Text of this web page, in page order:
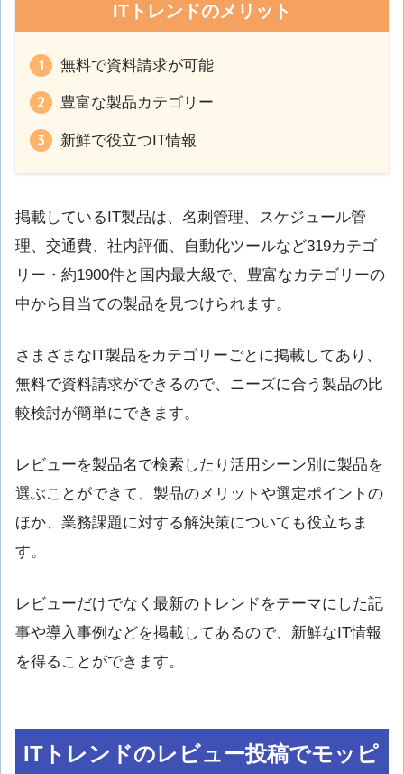
ITトレンドのメリット
無料で資料請求が可能
豊富な製品カテゴリー
新鮮で役立つIT情報
掲載しているIT製品は、名刺管理、スケジュール管
理、交通費、社内評価、自動化ツールなど319カテゴ
リー・約1900件と国内最大級で、豊富なカテゴリーの
中から目当ての製品を見つけられます。
さまざまなIT製品をカテゴリーごとに掲載してあり、
無料で資料請求ができるので、ニーズに合う製品の比
較検討が簡単にできます。
レビューを製品名で検索したり活用シーン別に製品を
選ぶことができて、製品のメリットや選定ポイントの
ほか、業務課題に対する解決策についても役立ちま
す。
レビューだけでなく最新のトレンドをテーマにした記
事や導入事例などを掲載してあるので、新鮮なIT情報
を得ることができます。
ITトレンドのレビュー投稿でモッピ